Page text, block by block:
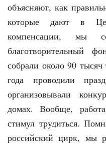
объясняют, как
которые дают в
компенсации, мы
благотворительный
собрали около 90
года проводили
организовывали
домах. Вообще,
стимул трудиться.
российский цирк, мы